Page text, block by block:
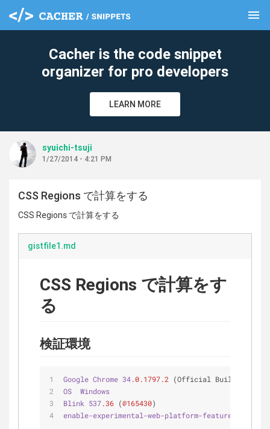
menu
Cacher is the code snippet
organizer for pro developers
LEARN MORE
syuichi-tsuji
1/27/2014 - 4:21 PM
CSS Regions で計算をする
CSS Regions で計算をする
gistfile1.md
CSS Regions で計算をす
る
検証環境
Google Chrome 34.0.1797.2 (Official Build
OS
Windows
Blink 537.36 (@165430)
enable-experimental-web-platform-features
clear